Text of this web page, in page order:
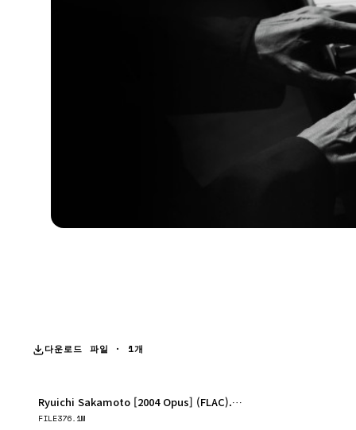
다운로드 파일 · 1개
Ryuichi Sakamoto [2004 Opus] (FLAC).zip
FILE376.1M